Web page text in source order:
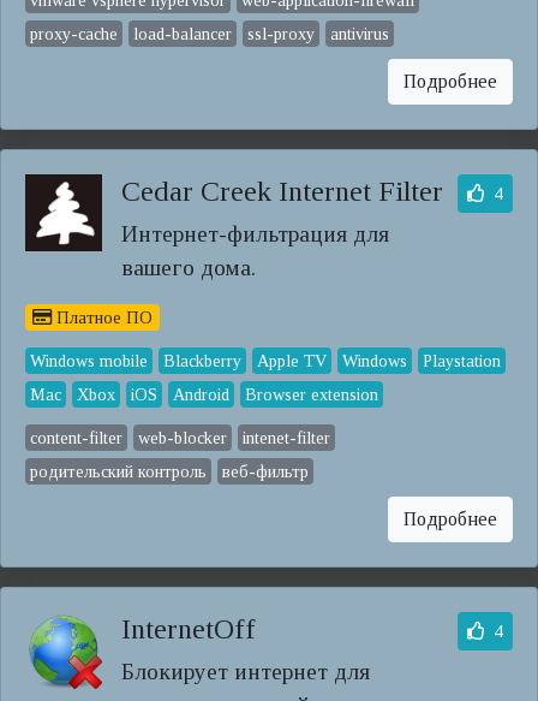
proxy-cache
load-balancer ssl-proxy antivirus
Подробнее
Cedar Creek Internet Filter
Интернет-фильтрация для
вашего дома.
4
Платное ПО
Windows mobile Blackberry Apple TV Windows
Playstation
Mac
Xbox iOS Android Browser extension
content-filter web-blocker
intenet-filter
родительский контроль
веб-фильтр
Подробнее
InternetOff
Блокирует интернет для
4